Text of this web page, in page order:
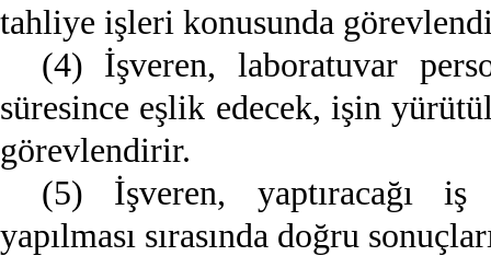
tahliye işleri konusunda
(4) İşveren, laboratuvar
süresince eşlik edecek, işin
görevlendirir.
(5) İşveren, yaptıracağı
yapılması sırasında doğru